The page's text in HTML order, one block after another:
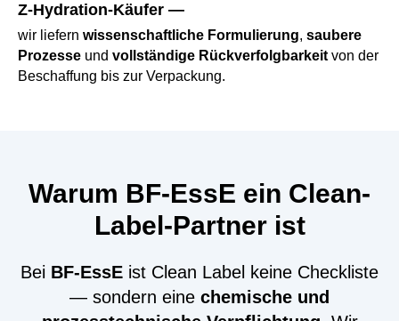
Z-Hydration-Käufer —
wir liefern wissenschaftliche Formulierung, saubere
Prozesse und vollständige Rückverfolgbarkeit von der
Beschaffung bis zur Verpackung.
Warum BF-EssE ein Clean-
Label-Partner ist
Bei BF-EssE ist Clean Label keine Checkliste
— sondern eine chemische und